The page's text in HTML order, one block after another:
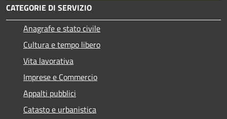
CATEGORIE DI SERVIZIO
Anagrafe e stato civile
Cultura e tempo libero
Vita lavorativa
Imprese e Commercio
Appalti pubblici
Catasto e urbanistica